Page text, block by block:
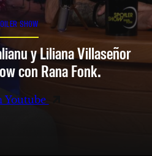
SHOW
y Liliana Villaseñor
con Rana Fonk.
Youtube